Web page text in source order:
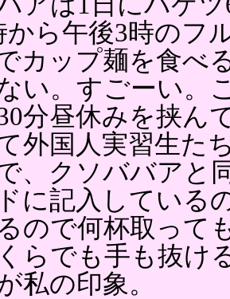
から午後3時のフ
カップ麺を食べ
い。すごーい。
分昼休みを挟ん
外国人実習生た
、クソババアと
に記入している
ので何杯取って
らでも手も抜け
私の印象。